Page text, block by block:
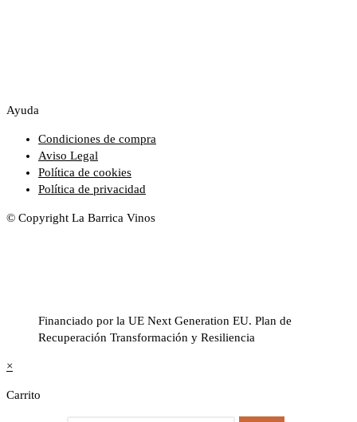
Ayuda
Condiciones de compra
Aviso Legal
Política de cookies
Política de privacidad
© Copyright La Barrica Vinos
Financiado por la UE Next Generation EU. Plan de
Recuperación Transformación y Resiliencia
×
Carrito